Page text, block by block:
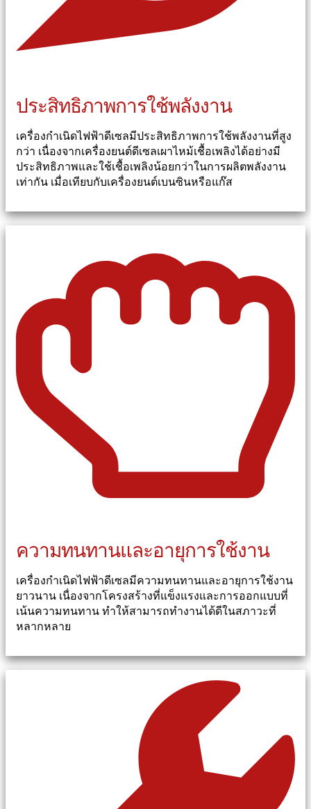
ประสิทธิภาพการใช้พลังงาน
เครื่องกำเนิดไฟฟ้าดีเซลมีประสิทธิภาพการใช้พลังงานที่สูง
กว่า เนื่องจากเครื่องยนต์ดีเซลเผาไหม้เชื้อเพลิงได้อย่างมี
ประสิทธิภาพและใช้เชื้อเพลิงน้อยกว่าในการผลิตพลังงาน
เท่ากัน เมื่อเทียบกับเครื่องยนต์เบนซินหรือแก๊ส
ความทนทานและอายุการใช้งาน
เครื่องกำเนิดไฟฟ้าดีเซลมีความทนทานและอายุการใช้งาน
ยาวนาน เนื่องจากโครงสร้างที่แข็งแรงและการออกแบบที่
เน้นความทนทาน ทำให้สามารถทำงานได้ดีในสภาวะที่
หลากหลาย